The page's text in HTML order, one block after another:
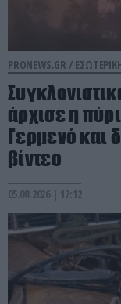
PRONEWS.GR /
άρχισε η
Γερμενό και
βίντεο
05.08.2026 | 17:12